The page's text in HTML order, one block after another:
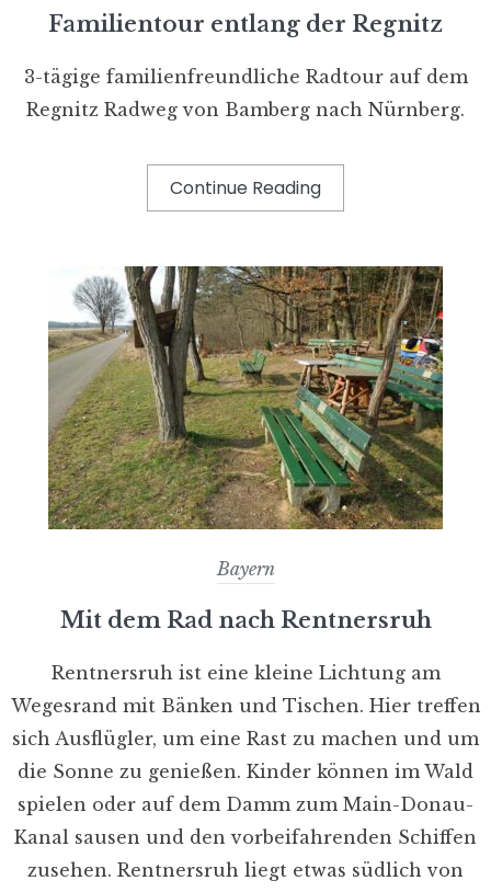
Familientour entlang der Regnitz
3-tägige familienfreundliche Radtour auf dem
Regnitz Radweg von Bamberg nach Nürnberg.
Continue Reading
Bayern
Mit dem Rad nach Rentnersruh
Rentnersruh ist eine kleine Lichtung am
Wegesrand mit Bänken und Tischen. Hier treffen
sich Ausflügler, um eine Rast zu machen und um
die Sonne zu genießen. Kinder können im Wald
spielen oder auf dem Damm zum Main-Donau-
Kanal sausen und den vorbeifahrenden Schiffen
zusehen. Rentnersruh liegt etwas südlich von